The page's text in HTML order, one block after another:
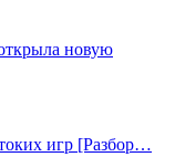
новую
игр [Разбор…